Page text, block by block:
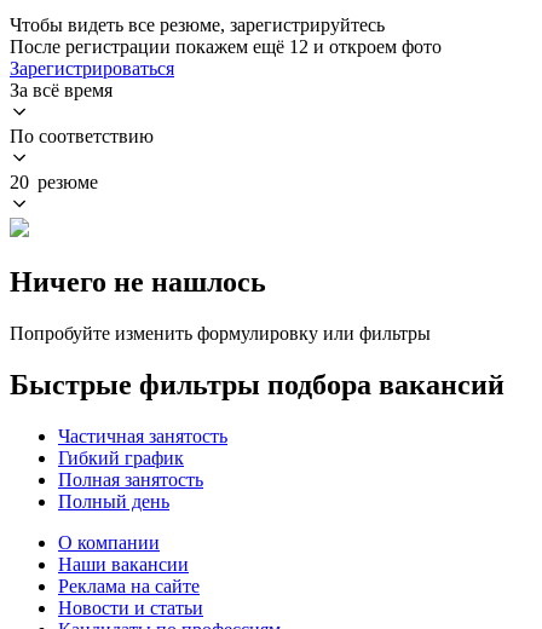
Чтобы видеть все резюме, зарегистрируйтесь
После регистрации покажем ещё 12 и откроем фото
Зарегистрироваться
За всё время
По соответствию
20 резюме
Ничего не нашлось
Попробуйте изменить формулировку или фильтры
Быстрые фильтры подбора вакансий
Частичная занятость
Гибкий график
Полная занятость
Полный день
О компании
Наши вакансии
Реклама на сайте
Новости и статьи